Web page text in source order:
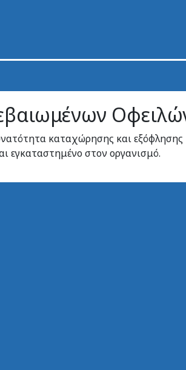
καταχώρησης και
εγκαταστημένο στον οργανισμό.